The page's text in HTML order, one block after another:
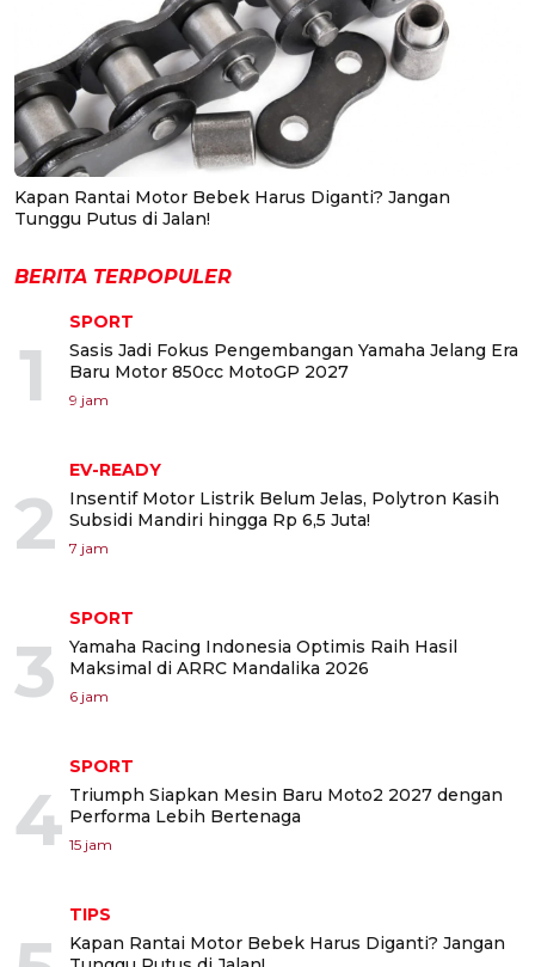
Kapan Rantai Motor Bebek Harus Diganti? Jangan
Tunggu Putus di Jalan!
BERITA TERPOPULER
1
SPORT
Sasis Jadi Fokus Pengembangan Yamaha Jelang Era
Baru Motor 850cc MotoGP 2027
9 jam
2
EV-READY
Insentif Motor Listrik Belum Jelas, Polytron Kasih
Subsidi Mandiri hingga Rp 6,5 Juta!
7 jam
3
SPORT
Yamaha Racing Indonesia Optimis Raih Hasil
Maksimal di ARRC Mandalika 2026
6 jam
4
SPORT
Triumph Siapkan Mesin Baru Moto2 2027 dengan
Performa Lebih Bertenaga
15 jam
TIPS
Kapan Rantai Motor Bebek Harus Diganti? Jangan